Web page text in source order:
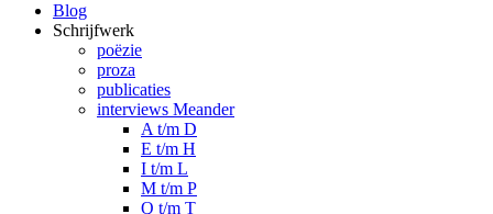
Blog
Schrijfwerk
poëzie
proza
publicaties
interviews Meander
A t/m D
E t/m H
I t/m L
M t/m P
Q t/m T